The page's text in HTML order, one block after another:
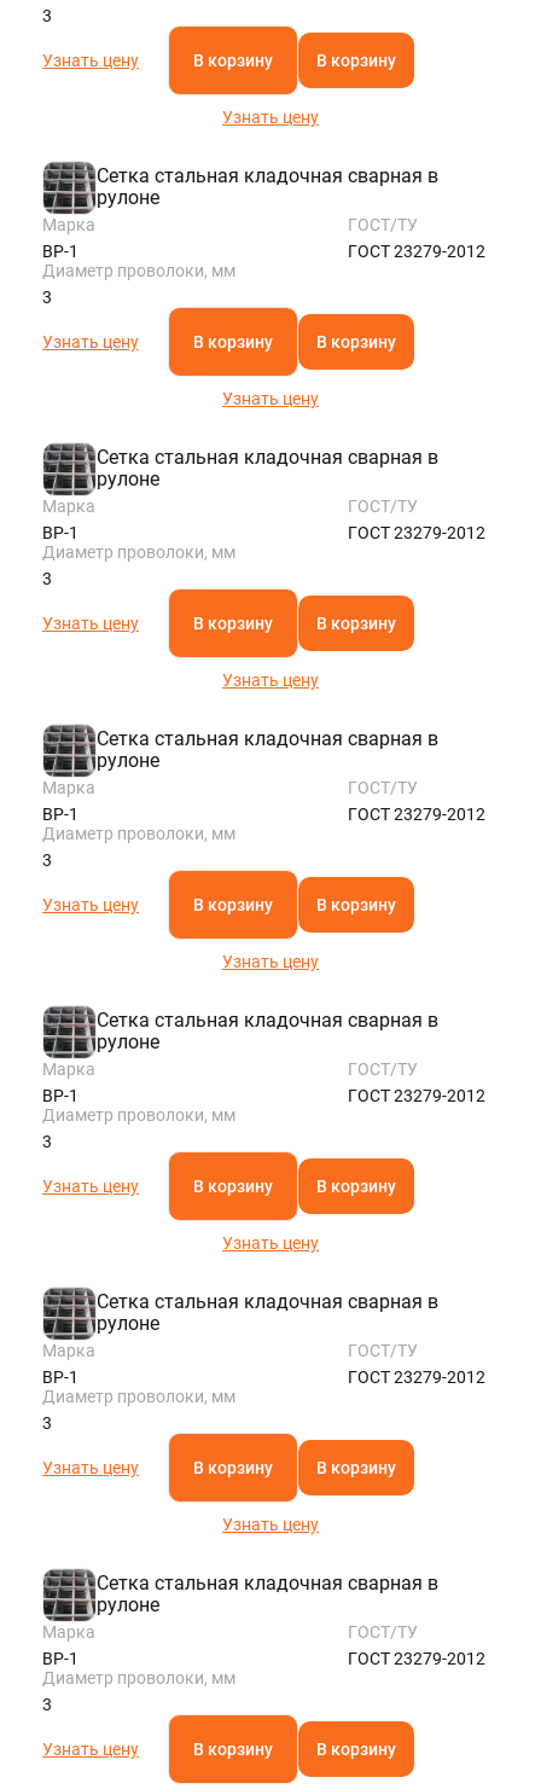
3
Узнать цену В корзину В корзину
Узнать цену
Сетка стальная кладочная сварная в
рулоне
Марка
ВР-1
ГОСТ/ТУ
ГОСТ 23279-2012
Диаметр проволоки, мм
3
Узнать цену В корзину В корзину
Узнать цену
Сетка стальная кладочная сварная в
рулоне
Марка
ВР-1
ГОСТ/ТУ
ГОСТ 23279-2012
Диаметр проволоки, мм
3
Узнать цену В корзину В корзину
Узнать цену
Сетка стальная кладочная сварная в
рулоне
Марка
ВР-1
ГОСТ/ТУ
ГОСТ 23279-2012
Диаметр проволоки, мм
3
Узнать цену В корзину В корзину
Узнать цену
Сетка стальная кладочная сварная в
рулоне
Марка
ВР-1
ГОСТ/ТУ
ГОСТ 23279-2012
Диаметр проволоки, мм
3
Узнать цену В корзину В корзину
Узнать цену
Сетка стальная кладочная сварная в
рулоне
Марка
ВР-1
ГОСТ/ТУ
ГОСТ 23279-2012
Диаметр проволоки, мм
3
Узнать цену В корзину В корзину
Узнать цену
Сетка стальная кладочная сварная в
рулоне
Марка
ВР-1
ГОСТ/ТУ
ГОСТ 23279-2012
Диаметр проволоки, мм
3
Узнать цену В корзину В корзину